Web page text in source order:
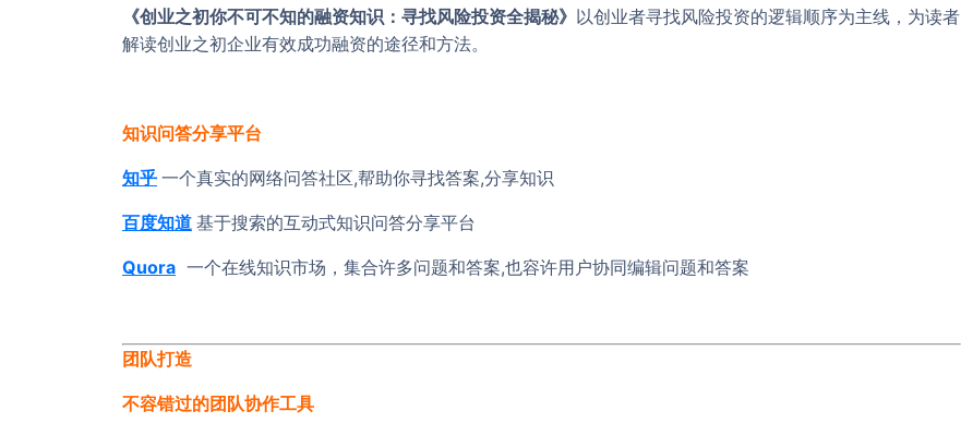
《创业之初你不可不知的融资知识：寻找风险投资全揭秘》 以创业者寻找风险投资的逻辑顺序为主线，为读者
解读创业之初企业有效成功融资的途径和方法。
知识问答分享平台
知乎 一个真实的网络问答社区,帮助你寻找答案,分享知识
百度知道 基于搜索的互动式知识问答分享平台
Quora 一个在线知识市场，集合许多问题和答案,也容许用户协同编辑问题和答案
团队打造
不容错过的团队协作工具